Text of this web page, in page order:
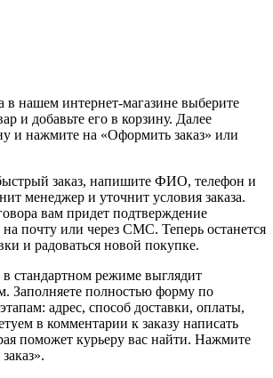
в нашем интернет-магазине выберите
и добавьте его в корзину. Далее
и нажмите на «Оформить заказ» или
заказ, напишите ФИО, телефон и
менеджер и уточнит условия заказа.
вам придет подтверждение
почту или через СМС. Теперь останется
и радоваться новой покупке.
стандартном режиме выглядит
Заполняете полностью форму по
адрес, способ доставки, оплаты,
в комментарии к заказу написать
поможет курьеру вас найти. Нажмите